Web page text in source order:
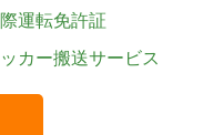
運転免許証
カー搬送サービス